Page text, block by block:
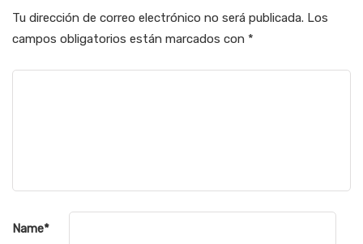
Tu dirección de correo electrónico no será publicada. Los
campos obligatorios están marcados con *
Name*